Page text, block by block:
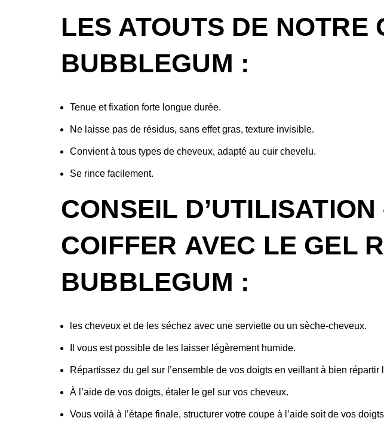
LES ATOUTS DE
BUBBLEGUM :
Tenue et fixation forte longue durée.
Ne laisse pas de résidus, sans effet gras, texture invisible.
Convient à tous types de cheveux, adapté au cuir chevelu.
Se rince facilement.
CONSEIL
COIFFER AVEC LE GEL
BUBBLEGUM :
les cheveux et de les séchez avec une serviette ou un sèche-cheveux.
Il vous est possible de les laisser légèrement humide.
Répartissez du gel sur l’ensemble de vos doigts en veillant à bien répartir
À l’aide de vos doigts, étaler le gel sur vos cheveux.
Vous voilà à l’étape finale, structurer votre coupe à l’aide soit de vos